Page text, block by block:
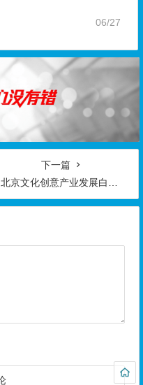
06/27
下一篇
北京文化创意产业发展白皮书